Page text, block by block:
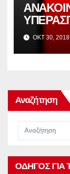
ΓΙΑ
ΟΚΤ 30, 2018
Αναζήτηση
ΟΔΗΓΟΣ ΓΙΑ